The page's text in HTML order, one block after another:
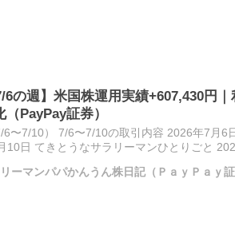
6の週】米国株運用実績+607,430円
PayPay証券）
6〜7/10） 7/6〜7/10の取引内容 2026年7月
10日 てきとうなサラリーマンひとりごと
ーマンパパかんうん株日記（ＰａｙＰａｙ証